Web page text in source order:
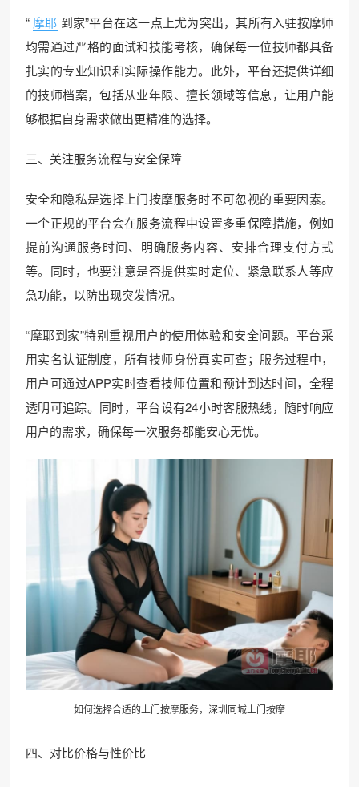
“ 摩耶 到家”平台在这一点上尤为突出，其所有入驻按摩师
均需通过严格的面试和技能考核，确保每一位技师都具备
扎实的专业知识和实际操作能力。此外，平台还提供详细
的技师档案，包括从业年限、擅长领域等信息，让用户能
够根据自身需求做出更精准的选择。
三、关注服务流程与安全保障
安全和隐私是选择上门按摩服务时不可忽视的重要因素。
一个正规的平台会在服务流程中设置多重保障措施，例如
提前沟通服务时间、明确服务内容、安排合理支付方式
等。同时，也要注意是否提供实时定位、紧急联系人等应
急功能，以防出现突发情况。
“摩耶到家”特别重视用户的使用体验和安全问题。平台采
用实名认证制度，所有技师身份真实可查；服务过程中，
用户可通过APP实时查看技师位置和预计到达时间，全程
透明可追踪。同时，平台设有24小时客服热线，随时响应
用户的需求，确保每一次服务都能安心无忧。
如何选择合适的上门按摩服务，深圳同城上门按摩
四、对比价格与性价比